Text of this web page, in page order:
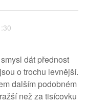
dát přednost
o trochu levnější.
dalším podobném
než za tisícovku